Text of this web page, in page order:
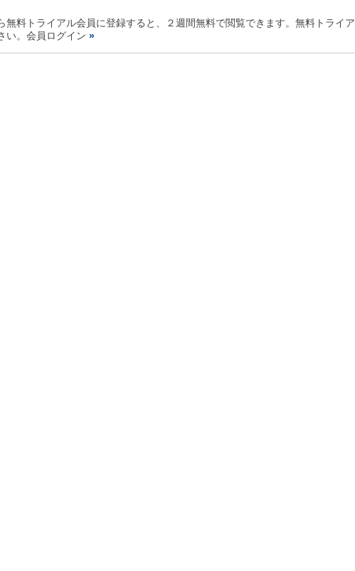
料トライアル会員に登録すると、２週間無料で閲覧できます。無料トライア
い。会員ログイン »